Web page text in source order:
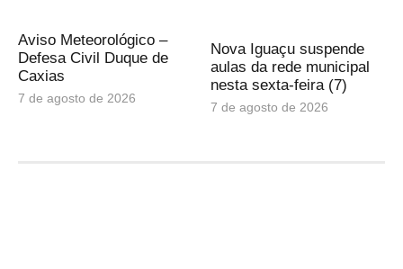
Aviso Meteorológico –
Defesa Civil Duque de
Caxias
7 de agosto de 2026
Nova Iguaçu suspende
aulas da rede municipal
nesta sexta-feira (7)
7 de agosto de 2026